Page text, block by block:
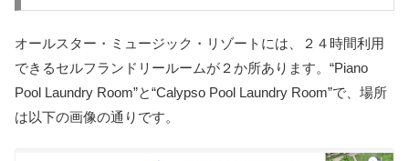
オールスター・ミュージック・リゾートには、２４時間利用
できるセルフランドリールームが２か所あります。“Piano
Pool Laundry Room”と“Calypso Pool Laundry Room”で、場所
は以下の画像の通りです。